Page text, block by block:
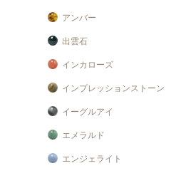
アンバー
出雲石
インカローズ
インプレッションストーン
イーグルアイ
エメラルド
エンジェライト